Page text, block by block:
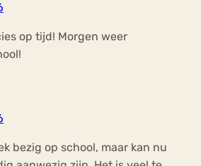
op tijd! Morgen weer
bezig op school, maar kan nu